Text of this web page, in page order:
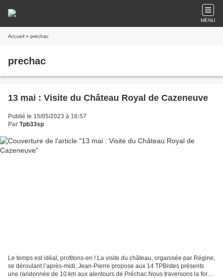
MENU
Accueil » prechac
prechac
13 mai : Visite du Château Royal de Cazeneuve
Publié le 15/05/2023 à 16:57
Par Tpb33sp
Le temps est idéal, profitons-en ! La visite du château, organisée par Régine,
se déroulant l’après-midi, Jean-Pierre propose aux 14 TPBistes présents
une randonnée de 10 km aux alentours de Préchac.Nous traversons la forêt